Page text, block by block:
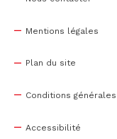
Mentions légales
Plan du site
Conditions générales
Accessibilité